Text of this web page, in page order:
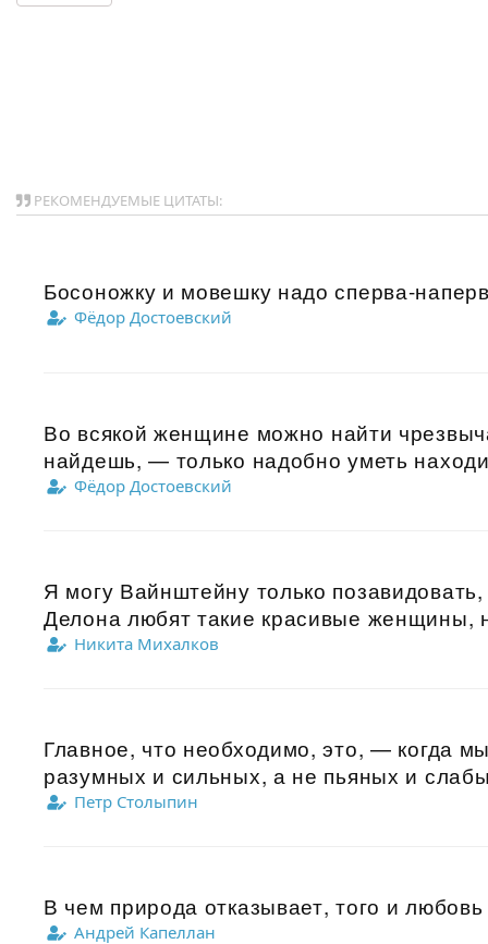
РЕКОМЕНДУЕМЫЕ ЦИТАТЫ:
Босоножку и мовешку надо сперва-
Фёдор Достоевский
Во всякой женщине можно найти
найдешь, — только надобно уметь
Фёдор Достоевский
Я могу Вайнштейну только
Делона любят такие красивые женщины,
Никита Михалков
Главное, что необходимо, это, — когда
разумных и сильных, а не пьяных и
Петр Столыпин
В чем природа отказывает, того и любовь
Андрей Капеллан